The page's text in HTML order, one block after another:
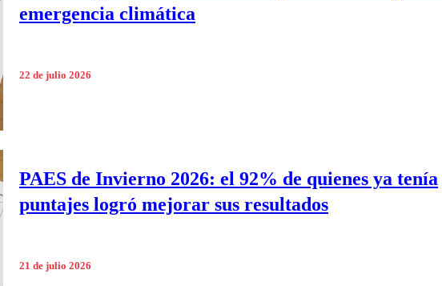
emergencia climática
22 de julio 2026
PAES de Invierno 2026: el 92% de quienes ya tenía
puntajes logró mejorar sus resultados
21 de julio 2026